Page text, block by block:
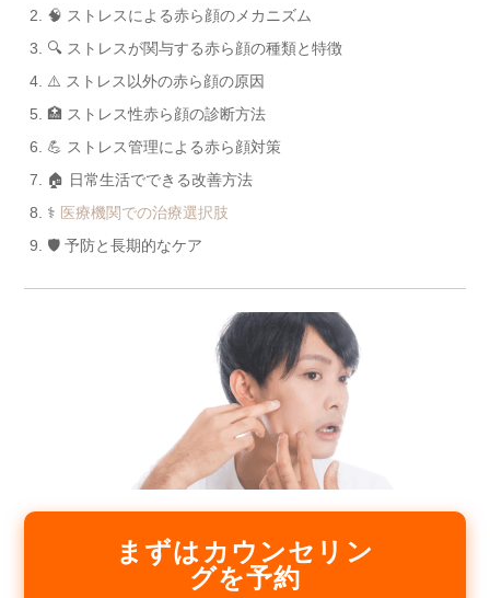
🧠 ストレスによる赤ら顔のメカニズム
🔍 ストレスが関与する赤ら顔の種類と特徴
⚠️ ストレス以外の赤ら顔の原因
🏥 ストレス性赤ら顔の診断方法
💪 ストレス管理による赤ら顔対策
🏠 日常生活でできる改善方法
⚕️ 医療機関での治療選択肢
🛡️ 予防と長期的なケア
まずはカウンセリン
グを予約